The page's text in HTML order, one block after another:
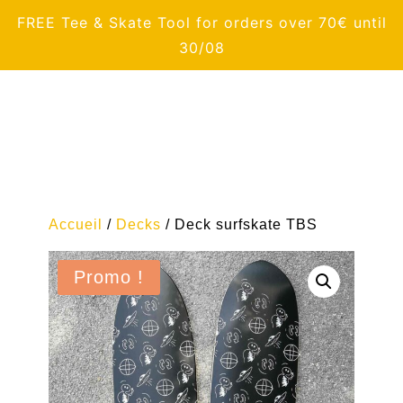
FREE Tee & Skate Tool for orders over 70€ until
30/08
Accueil / Decks / Deck surfskate TBS
Promo !